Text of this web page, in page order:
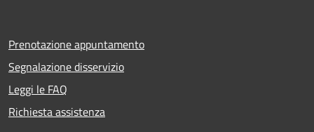
Prenotazione appuntamento
Segnalazione disservizio
Leggi le FAQ
Richiesta assistenza